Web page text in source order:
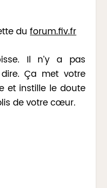
duforum.fiv.fr
Il n’y a pas
Ça met votre
et instille le doute
de votre cœur.